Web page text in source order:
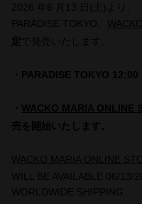
2026 年6 月13 日(土)より、
PARADISE TOKYO、
定 で発売いたします。
・PARADISE TOKYO 12:00
・ WACKO MARIA ONLINE
売を開始いたします。
WACKO MARIA ONLINE
WILL BE AVAILABLE 06/13/
WORLDWIDE SHIPPING.